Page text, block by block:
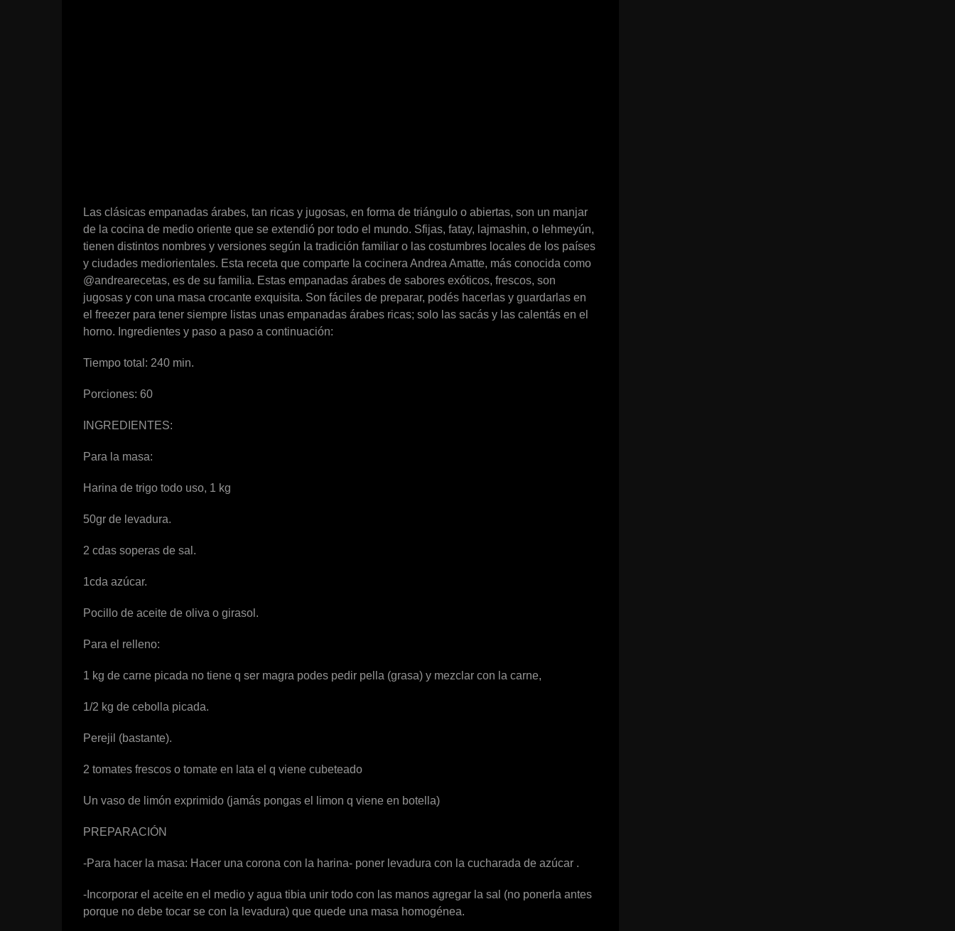
Las clásicas empanadas árabes, tan ricas y jugosas, en forma de triángulo o abiertas, son un manjar
de la cocina de medio oriente que se extendió por todo el mundo. Sfijas, fatay, lajmashin, o lehmeyún,
tienen distintos nombres y versiones según la tradición familiar o las costumbres locales de los países
y ciudades mediorientales. Esta receta que comparte la cocinera Andrea Amatte, más conocida como
@andrearecetas, es de su familia. Estas empanadas árabes de sabores exóticos, frescos, son
jugosas y con una masa crocante exquisita. Son fáciles de preparar, podés hacerlas y guardarlas en
el freezer para tener siempre listas unas empanadas árabes ricas; solo las sacás y las calentás en el
horno. Ingredientes y paso a paso a continuación:
Tiempo total: 240 min.
Porciones: 60
INGREDIENTES:
Para la masa:
Harina de trigo todo uso, 1 kg
50gr de levadura.
2 cdas soperas de sal.
1cda azúcar.
Pocillo de aceite de oliva o girasol.
Para el relleno:
1 kg de carne picada no tiene q ser magra podes pedir pella (grasa) y mezclar con la carne,
1/2 kg de cebolla picada.
Perejil (bastante).
2 tomates frescos o tomate en lata el q viene cubeteado
Un vaso de limón exprimido (jamás pongas el limon q viene en botella)
PREPARACIÓN
-Para hacer la masa: Hacer una corona con la harina- poner levadura con la cucharada de azúcar .
-Incorporar el aceite en el medio y agua tibia unir todo con las manos agregar la sal (no ponerla antes
porque no debe tocar se con la levadura) que quede una masa homogénea.